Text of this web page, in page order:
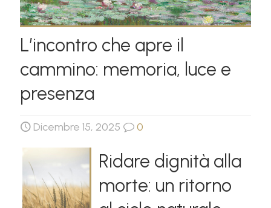
L’incontro che apre il
cammino: memoria, luce e
presenza
Dicembre 15, 2025 0
Ridare dignità alla
morte: un ritorno